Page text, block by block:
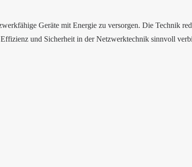
Geräte mit Energie zu versorgen. Die Technik
und Sicherheit in der Netzwerktechnik sinnvoll